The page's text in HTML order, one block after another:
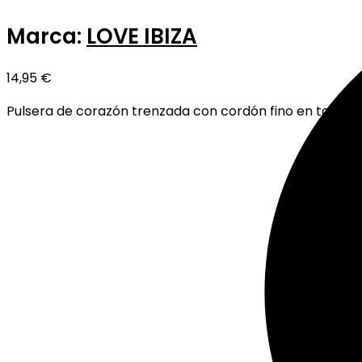
Marca: LOVE IBIZA
14,95 €
Pulsera de corazón trenzada con cordón fino en tono